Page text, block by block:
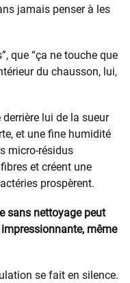
jamais penser à les
que “ça ne touche que
du chausson, lui,
lui de la sueur
et une fine humidité
micro-résidus
et créent une
prospèrent.
sans nettoyage peut
même
se fait en silence.